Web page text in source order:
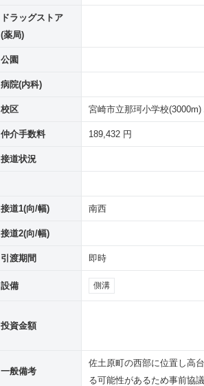
ドラッグストア
(薬局)
公園
病院(内科)
校区 宮崎市立那珂小学校
仲介手数料 189,432 円
接道状況
接道1(向/幅) 南西
接道2(向/幅)
引渡期間 即時
設備 側溝
投資金額
一般備考
佐土原町の西部に位置し高
る可能性があるため事前協